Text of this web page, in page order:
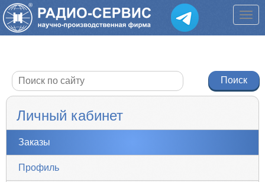
Личный кабинет
Заказы
Профиль